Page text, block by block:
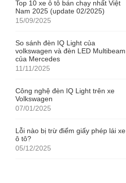
Top 10 xe ô tô bán chạy nhất Việt
Nam 2025 (update 02/2025)
15/09/2025
So sánh đèn IQ Light của
volkswagen và đèn LED Multibeam
của Mercedes
11/11/2025
Công nghệ đèn IQ Light trên xe
Volkswagen
07/01/2025
Lỗi nào bị trừ điểm giấy phép lái xe
ô tô?
05/12/2025